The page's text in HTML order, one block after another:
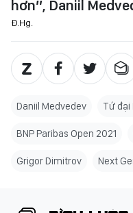
hơn”, Daniil
Đ.Hg.
Daniil Medvedev Tứ đại
BNP Paribas Open 2021
Grigor Dimitrov Next